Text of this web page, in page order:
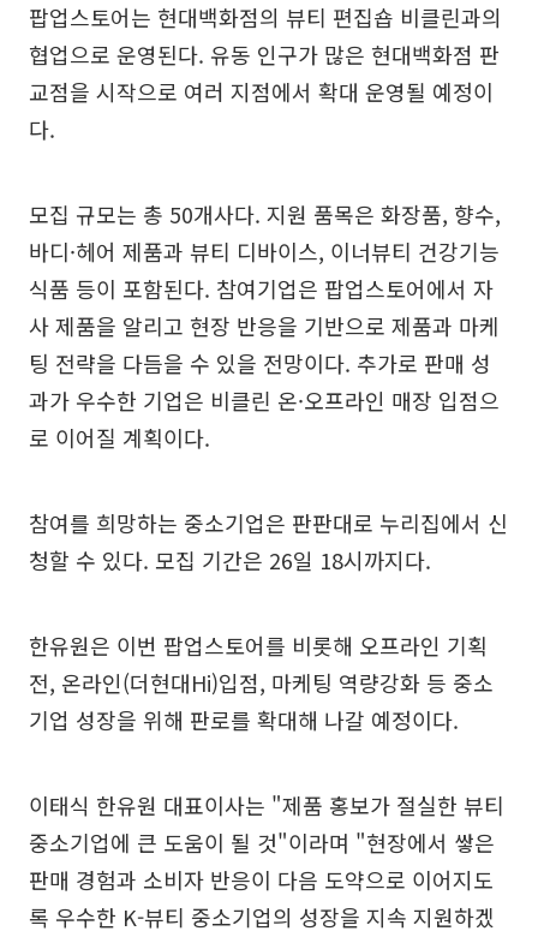
팝업스토어는 현대백화점의 뷰티 편집숍 비클린과의
협업으로 운영된다. 유동 인구가 많은 현대백화점 판
교점을 시작으로 여러 지점에서 확대 운영될 예정이
다.
모집 규모는 총 50개사다. 지원 품목은 화장품, 향수,
바디·헤어 제품과 뷰티 디바이스, 이너뷰티 건강기능
식품 등이 포함된다. 참여기업은 팝업스토어에서 자
사 제품을 알리고 현장 반응을 기반으로 제품과 마케
팅 전략을 다듬을 수 있을 전망이다. 추가로 판매 성
과가 우수한 기업은 비클린 온·오프라인 매장 입점으
로 이어질 계획이다.
참여를 희망하는 중소기업은 판판대로 누리집에서 신
청할 수 있다. 모집 기간은 26일 18시까지다.
한유원은 이번 팝업스토어를 비롯해 오프라인 기획
전, 온라인(더현대Hi)입점, 마케팅 역량강화 등 중소
기업 성장을 위해 판로를 확대해 나갈 예정이다.
이태식 한유원 대표이사는 "제품 홍보가 절실한 뷰티
중소기업에 큰 도움이 될 것"이라며 "현장에서 쌓은
판매 경험과 소비자 반응이 다음 도약으로 이어지도
록 우수한 K-뷰티 중소기업의 성장을 지속 지원하겠